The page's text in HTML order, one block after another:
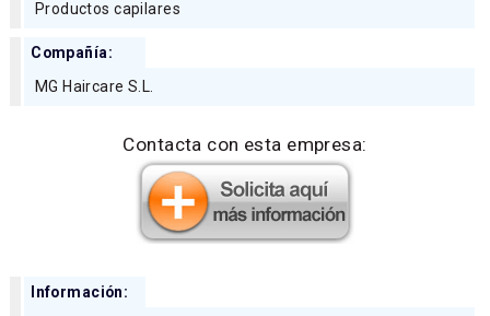
Productos capilares
Compañía:
MG Haircare S.L.
Contacta con esta empresa:
Información: